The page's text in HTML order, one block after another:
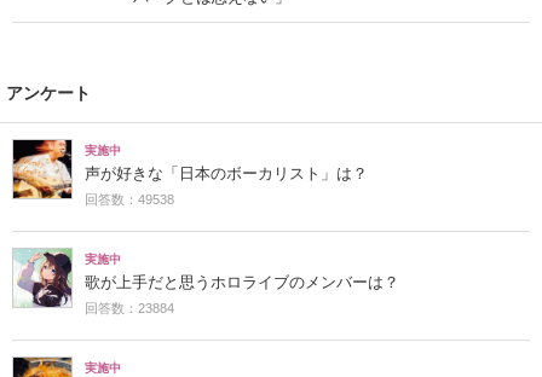
アンケート
実施中
声が好きな「日本のボーカリスト」は？
回答数：49538
実施中
歌が上手だと思うホロライブのメンバーは？
回答数：23884
実施中